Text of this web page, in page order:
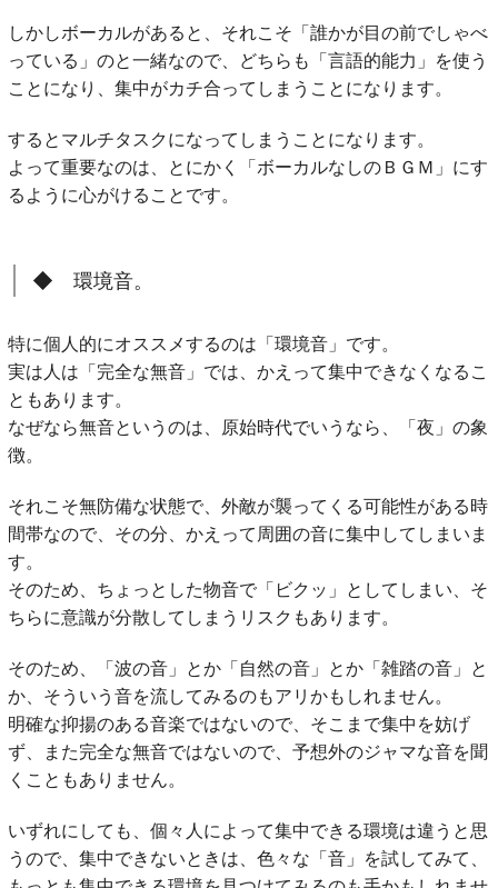
しかしボーカルがあると、それこそ「誰かが目の前でしゃべ
っている」のと一緒なので、どちらも「言語的能力」を使う
ことになり、集中がカチ合ってしまうことになります。
するとマルチタスクになってしまうことになります。
よって重要なのは、とにかく「ボーカルなしのＢＧＭ」にす
るように心がけることです。
◆ 環境音。
特に個人的にオススメするのは「環境音」です。
実は人は「完全な無音」では、かえって集中できなくなるこ
ともあります。
なぜなら無音というのは、原始時代でいうなら、「夜」の象
徴。
それこそ無防備な状態で、外敵が襲ってくる可能性がある時
間帯なので、その分、かえって周囲の音に集中してしまいま
す。
そのため、ちょっとした物音で「ビクッ」としてしまい、そ
ちらに意識が分散してしまうリスクもあります。
そのため、「波の音」とか「自然の音」とか「雑踏の音」と
か、そういう音を流してみるのもアリかもしれません。
明確な抑揚のある音楽ではないので、そこまで集中を妨げ
ず、また完全な無音ではないので、予想外のジャマな音を聞
くこともありません。
いずれにしても、個々人によって集中できる環境は違うと思
うので、集中できないときは、色々な「音」を試してみて、